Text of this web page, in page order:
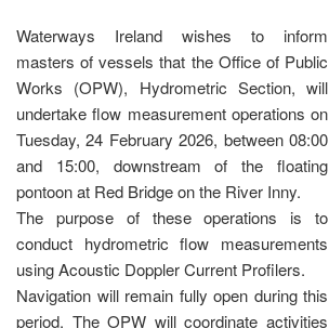
Waterways Ireland wishes to inform
masters of vessels that the Office of Public
Works (OPW), Hydrometric Section, will
undertake flow measurement operations on
Tuesday, 24 February 2026, between 08:00
and 15:00, downstream of the floating
pontoon at Red Bridge on the River Inny.
The purpose of these operations is to
conduct hydrometric flow measurements
using Acoustic Doppler Current Profilers.
Navigation will remain fully open during this
period. The OPW will coordinate activities